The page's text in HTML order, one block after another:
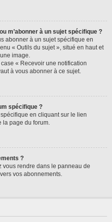
m’abonner à un sujet spécifique ?
abonner à un sujet spécifique en
« Outils du sujet », situé en haut et
image.
« Recevoir une notification
à vous abonner à ce sujet.
spécifique ?
en cliquant sur le lien
la page du forum.
?
vous rendre dans le panneau de
vos abonnements.